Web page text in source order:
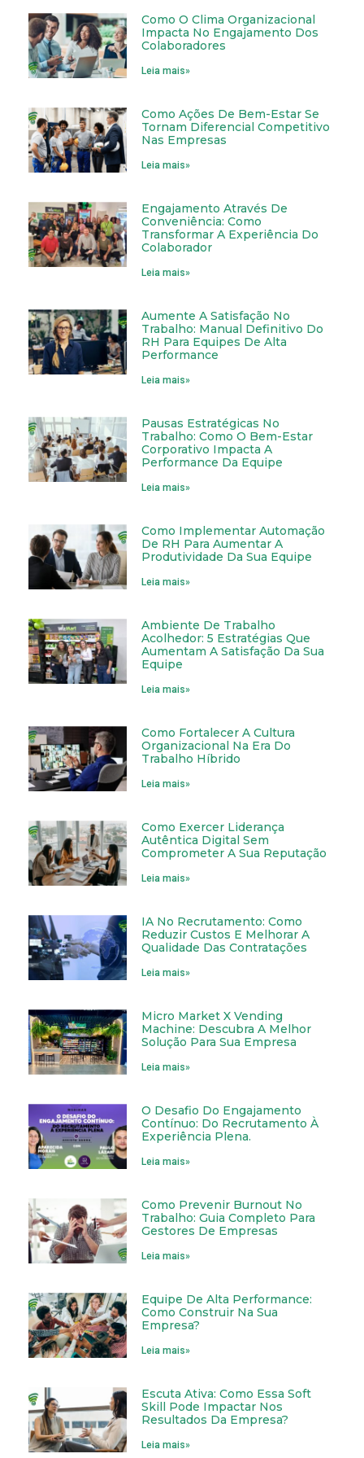
Como O Clima Organizacional
Impacta No Engajamento Dos
Colaboradores
Leia mais»
Como Ações De Bem-Estar Se
Tornam Diferencial Competitivo
Nas Empresas
Leia mais»
Engajamento Através De
Conveniência: Como
Transformar A Experiência Do
Colaborador
Leia mais»
Aumente A Satisfação No
Trabalho: Manual Definitivo Do
RH Para Equipes De Alta
Performance
Leia mais»
Pausas Estratégicas No
Trabalho: Como O Bem-Estar
Corporativo Impacta A
Performance Da Equipe
Leia mais»
Como Implementar Automação
De RH Para Aumentar A
Produtividade Da Sua Equipe
Leia mais»
Ambiente De Trabalho
Acolhedor: 5 Estratégias Que
Aumentam A Satisfação Da Sua
Equipe
Leia mais»
Como Fortalecer A Cultura
Organizacional Na Era Do
Trabalho Híbrido
Leia mais»
Como Exercer Liderança
Autêntica Digital Sem
Comprometer A Sua Reputação
Leia mais»
IA No Recrutamento: Como
Reduzir Custos E Melhorar A
Qualidade Das Contratações
Leia mais»
Micro Market X Vending
Machine: Descubra A Melhor
Solução Para Sua Empresa
Leia mais»
O Desafio Do Engajamento
Contínuo: Do Recrutamento À
Experiência Plena.
Leia mais»
Como Prevenir Burnout No
Trabalho: Guia Completo Para
Gestores De Empresas
Leia mais»
Equipe De Alta Performance:
Como Construir Na Sua
Empresa?
Leia mais»
Escuta Ativa: Como Essa Soft
Skill Pode Impactar Nos
Resultados Da Empresa?
Leia mais»